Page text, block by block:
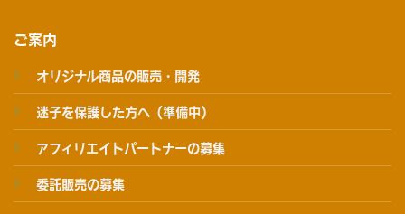
ご案内
オリジナル商品の販売・開発
迷子を保護した方へ（準備中）
アフィリエイトパートナーの募集
委託販売の募集